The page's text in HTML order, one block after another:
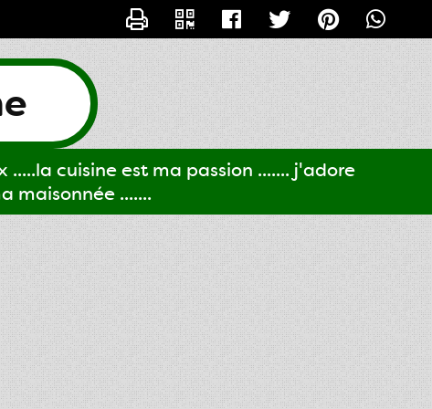
cuisine est ma passion ....... j'adore
maisonnée .......
CONTACTER GIGI61